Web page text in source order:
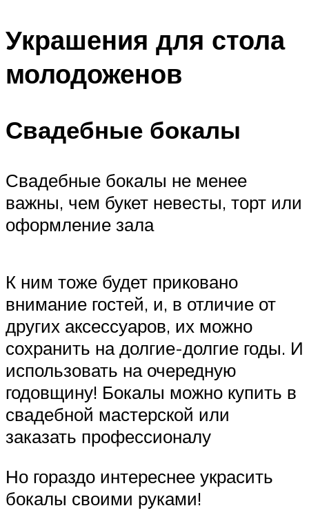
Украшения для стола
молодоженов
Свадебные бокалы
Свадебные бокалы не менее
важны, чем букет невесты, торт или
оформление зала
К ним тоже будет приковано
внимание гостей, и, в отличие от
других аксессуаров, их можно
сохранить на долгие-долгие годы. И
использовать на очередную
годовщину! Бокалы можно купить в
свадебной мастерской или
заказать профессионалу
Но гораздо интереснее украсить
бокалы своими руками!